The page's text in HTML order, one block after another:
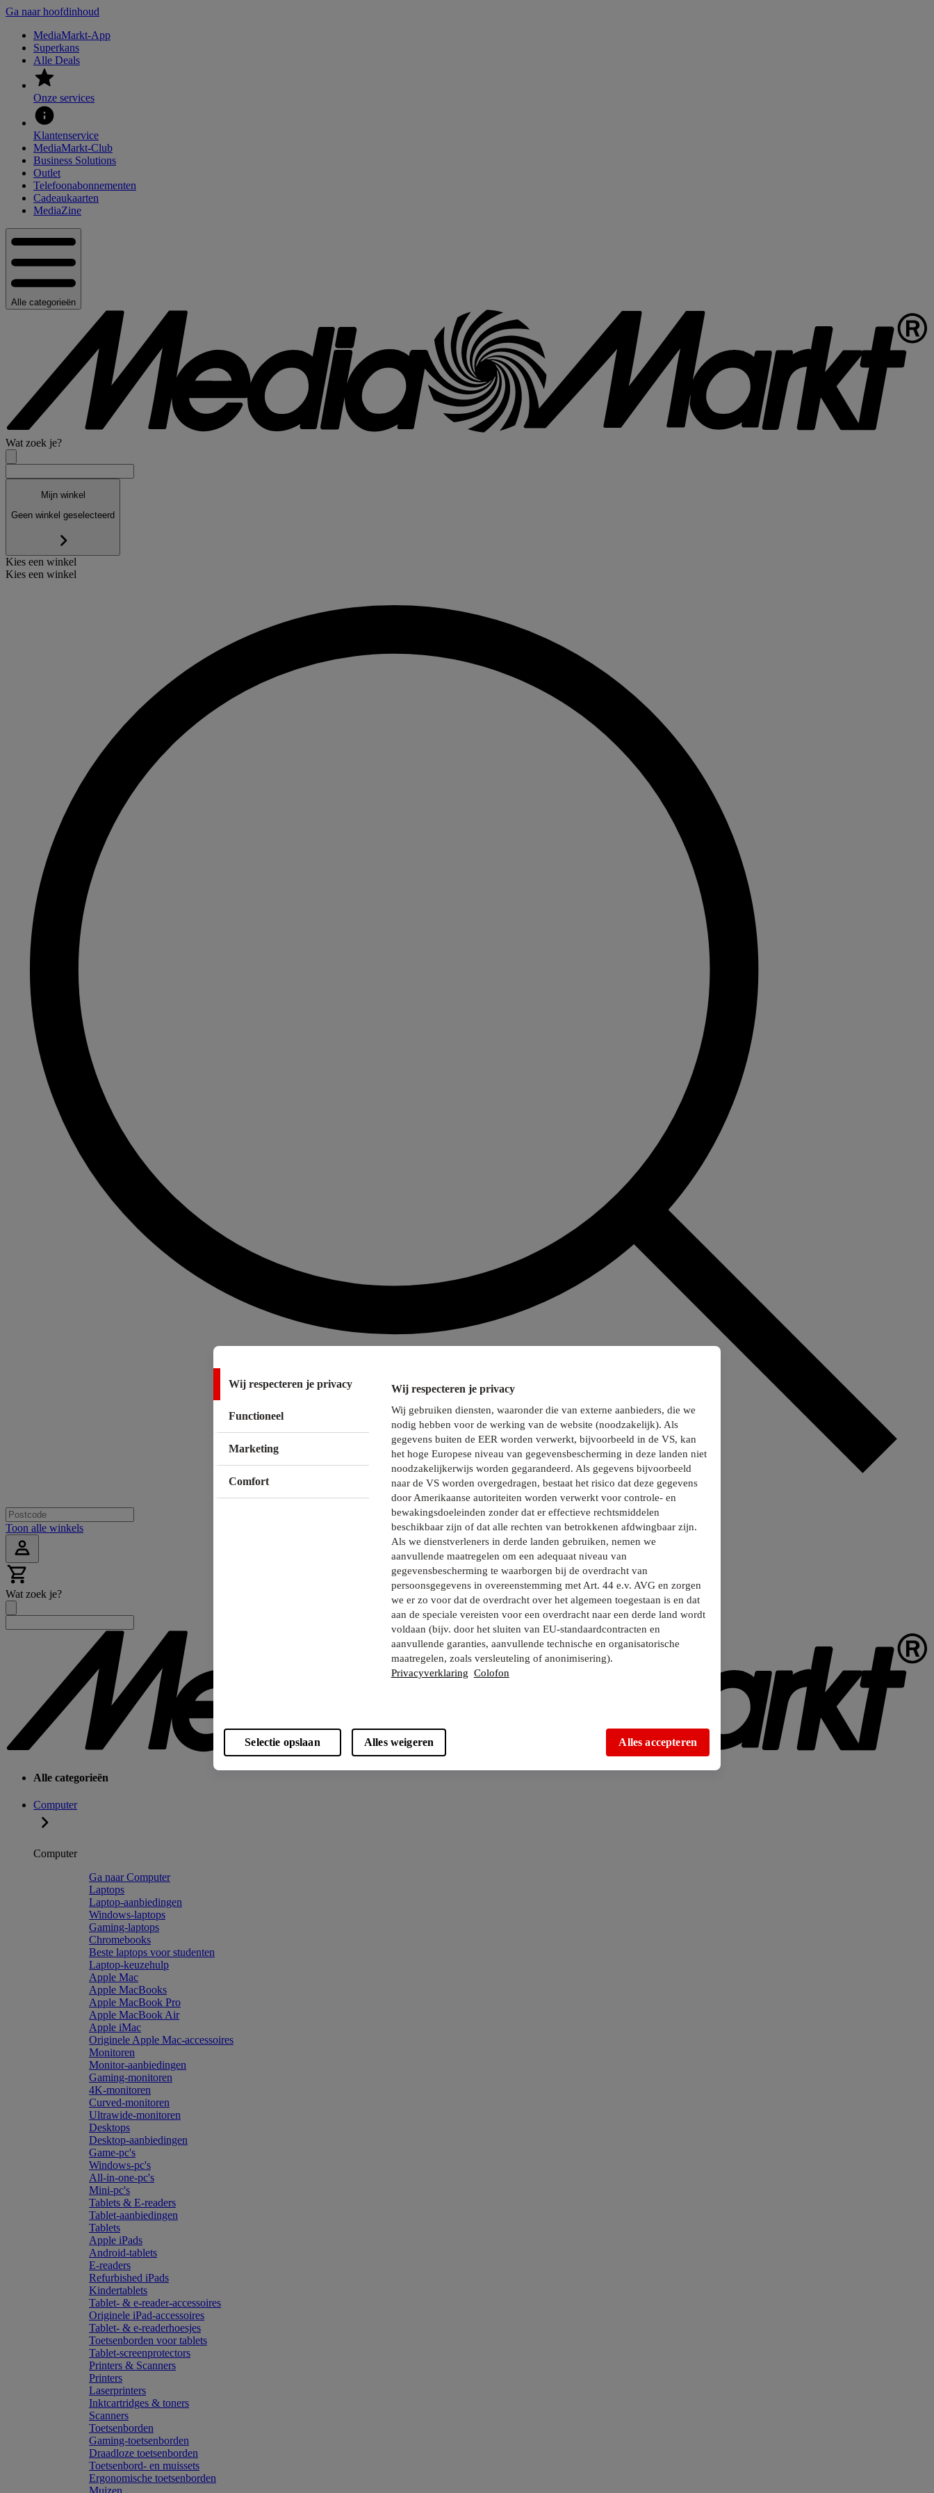
Ga naar hoofdinhoud
MediaMarkt-App
Superkans
Alle Deals
Onze services
Klantenservice
MediaMarkt-Club
Business Solutions
Outlet
Telefoonabonnementen
Cadeaukaarten
MediaZine
Alle categorieën
Wat zoek je?
Mijn winkel
Geen winkel geselecteerd
Kies een winkel
Kies een winkel
Toon alle winkels
Wat zoek je?
Alle categorieën
Computer
Computer
Ga naar Computer
Laptops
Laptop-aanbiedingen
Windows-laptops
Gaming-laptops
Chromebooks
Beste laptops voor studenten
Laptop-keuzehulp
Apple Mac
Apple MacBooks
Apple MacBook Pro
Apple MacBook Air
Apple iMac
Originele Apple Mac-accessoires
Monitoren
Monitor-aanbiedingen
Gaming-monitoren
4K-monitoren
Curved-monitoren
Ultrawide-monitoren
Desktops
Desktop-aanbiedingen
Game-pc's
Windows-pc's
All-in-one-pc's
Mini-pc's
Tablets & E-readers
Tablet-aanbiedingen
Tablets
Apple iPads
Android-tablets
E-readers
Refurbished iPads
Kindertablets
Tablet- & e-reader-accessoires
Originele iPad-accessoires
Tablet- & e-readerhoesjes
Toetsenborden voor tablets
Tablet-screenprotectors
Printers & Scanners
Printers
Laserprinters
Inktcartridges & toners
Scanners
Toetsenborden
Gaming-toetsenborden
Draadloze toetsenborden
Toetsenbord- en muissets
Ergonomische toetsenborden
Wij respecteren je privacy
Functioneel
Marketing
Comfort
Wij respecteren je privacy
Wij gebruiken diensten, waaronder die van externe aanbieders, die we
nodig hebben voor de werking van de website (noodzakelijk). Als
gegevens buiten de EER worden verwerkt, bijvoorbeeld in de VS, kan
het hoge Europese niveau van gegevensbescherming in deze landen niet
noodzakelijkerwijs worden gegarandeerd. Als gegevens bijvoorbeeld
naar de VS worden overgedragen, bestaat het risico dat deze gegevens
door Amerikaanse autoriteiten worden verwerkt voor controle- en
bewakingsdoeleinden zonder dat er effectieve rechtsmiddelen
beschikbaar zijn of dat alle rechten van betrokkenen afdwingbaar zijn.
Als we dienstverleners in derde landen gebruiken, nemen we
aanvullende maatregelen om een adequaat niveau van
gegevensbescherming te waarborgen bij de overdracht van
persoonsgegevens in overeenstemming met Art. 44 e.v. AVG en zorgen
we er zo voor dat de overdracht over het algemeen toegestaan is en dat
aan de speciale vereisten voor een overdracht naar een derde land wordt
voldaan (bijv. door het sluiten van EU-standaardcontracten en
aanvullende garanties, aanvullende technische en organisatorische
maatregelen, zoals versleuteling of anonimisering).
Privacyverklaring Colofon
Selectie opslaan Alles weigeren Alles accepteren